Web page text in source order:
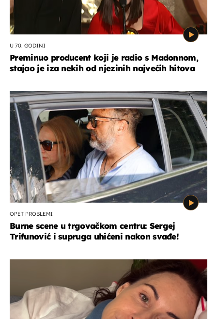
U 70. GODINI
Preminuo producent koji je radio s Madonnom,
stajao je iza nekih od njezinih najvećih hitova
OPET PROBLEMI
Burne scene u trgovačkom centru: Sergej
Trifunović i supruga uhićeni nakon svađe!